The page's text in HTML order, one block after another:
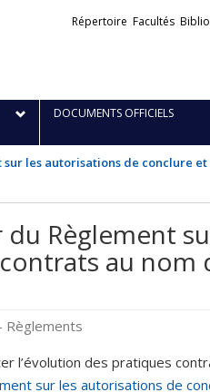
Liens
Répertoire Facultés
DOCUMENTS OFFICIELS
les autorisations de conclure
du Règlement
au nom
Règlements
l’évolution des pratiques
sur les autorisations de